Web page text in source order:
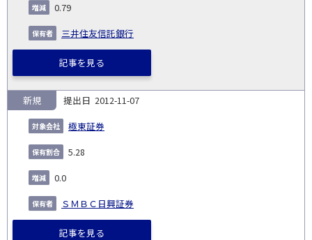
0.79
三井住友信託銀行
記事を見る
2012-11-07
極東証券
新規
5.28
0.0
ＳＭＢＣ日興証券
記事を見る